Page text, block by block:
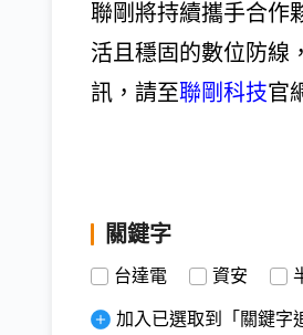
聯剛將持續攜手合作
活且穩固的數位防線
訊，請至聯剛科技官
關鍵字
台達電 資安
加入已選取到「關鍵字